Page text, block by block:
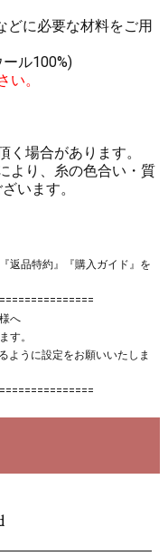
どに必要な材料をご用
ル100%)
。
場合があります。
より、糸の色合い・質
います。
『返品特約』 『購入ガイド』 を
へ
す。
ように設定をお願いいたしま